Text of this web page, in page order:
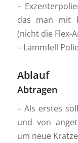
–
das man mit
(nicht die Flex-
– Lammfell
Ablauf
Abtragen
– Als erstes
und von
um neue